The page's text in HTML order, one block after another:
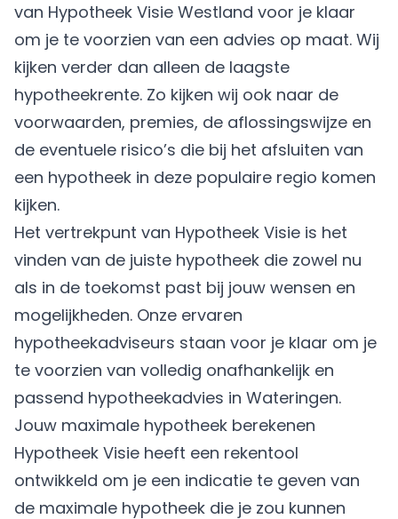
van Hypotheek Visie Westland voor je klaar
om je te voorzien van een advies op maat. Wij
kijken verder dan alleen de laagste
hypotheekrente. Zo kijken wij ook naar de
voorwaarden, premies, de aflossingswijze en
de eventuele risico’s die bij het afsluiten van
een hypotheek in deze populaire regio komen
kijken.
Het vertrekpunt van Hypotheek Visie is het
vinden van de juiste hypotheek die zowel nu
als in de toekomst past bij jouw wensen en
mogelijkheden. Onze ervaren
hypotheekadviseurs staan voor je klaar om je
te voorzien van volledig onafhankelijk en
passend hypotheekadvies in Wateringen.
Jouw maximale hypotheek berekenen
Hypotheek Visie heeft een rekentool
ontwikkeld om je een indicatie te geven van
de maximale hypotheek die je zou kunnen